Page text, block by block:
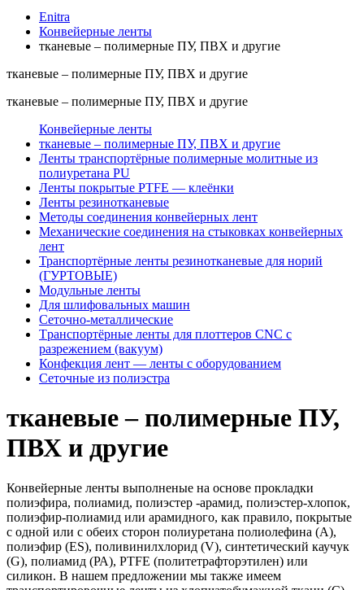
Enitra
Конвейерные ленты
тканевые – полимерные ПУ, ПВХ и другие
тканевые – полимерные ПУ, ПВХ и другие
тканевые – полимерные ПУ, ПВХ и другие
Конвейерные ленты
тканевые – полимерные ПУ, ПВХ и другие
Ленты транспортёрные полимерные молитные из
полиуретана PU
Ленты покрытые PTFE — клеёнки
Ленты резинотканевые
Методы соединения конвейерных лент
Механические соединения на стыковках конвейерных
лент
Транспортёрные ленты резинотканевые для норий
(ГУРТОВЫЕ)
Модульные ленты
Для шлифовальных машин
Сеточно-металлические
Tрaнспортёрные ленты для плоттеров CNC с
разрежением (вaкуум)
Конфекция лент — ленты с оборудованием
Сеточные из полиэстра
тканевые – полимерные ПУ,
ПВХ и другие
Конвейерные ленты выполненые на основе прокладки
полиэфира, полиамид, полиэстер -арамид, полиэстер-хлопок,
полиэфир-полиамид или арамидного, как правило, покрытые
с одной или с обеих сторон полиуретана полиолефина (А),
полиэфир (ES), поливинилхлорид (V), синтетический каучук
(G), полиамид (РА), PTFE (политетрафторэтилен) или
силикон. В нашем предложении мы также имеем